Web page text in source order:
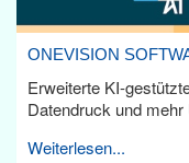
ONEVISION
Erweiterte KI-
Datendruck und
Weiterlesen...